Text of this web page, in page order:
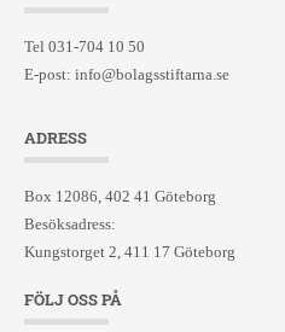
Tel 031-704 10 50
E-post: info@bolagsstiftarna.se
ADRESS
Box 12086, 402 41 Göteborg
Besöksadress:
Kungstorget 2, 411 17 Göteborg
FÖLJ OSS PÅ